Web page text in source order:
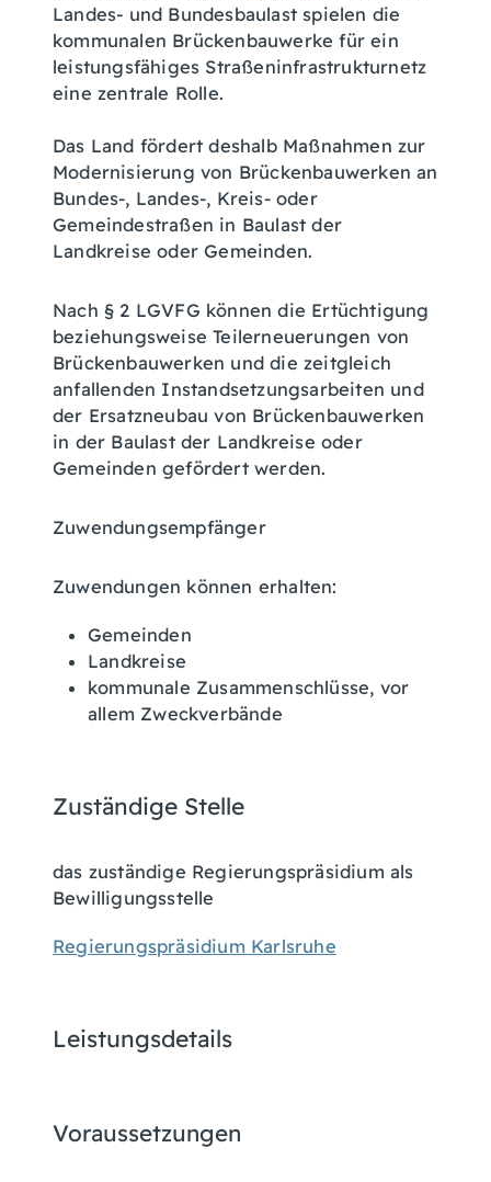
Landes- und Bundesbaulast spielen die
kommunalen Brückenbauwerke für ein
leistungsfähiges Straßeninfrastrukturnetz
eine zentrale Rolle.
Das Land fördert deshalb Maßnahmen zur
Modernisierung von Brückenbauwerken an
Bundes-, Landes-, Kreis- oder
Gemeindestraßen in Baulast der
Landkreise oder Gemeinden.
Nach § 2 LGVFG können die Ertüchtigung
beziehungsweise Teilerneuerungen von
Brückenbauwerken und die zeitgleich
anfallenden Instandsetzungsarbeiten und
der Ersatzneubau von Brückenbauwerken
in der Baulast der Landkreise oder
Gemeinden gefördert werden.
Zuwendungsempfänger
Zuwendungen können erhalten:
Gemeinden
Landkreise
kommunale Zusammenschlüsse, vor
allem Zweckverbände
Zuständige Stelle
das zuständige Regierungspräsidium als
Bewilligungsstelle
Regierungspräsidium Karlsruhe
Leistungsdetails
Voraussetzungen